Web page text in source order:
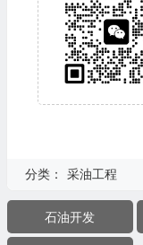
分类： 采油工程
石油开发